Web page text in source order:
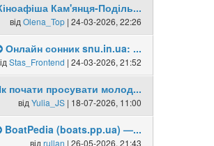
Кам'янця-Поділь...
відOlena_Top | 24-03-2026, 22:26
Онлайн сонник snu.in.ua: ...
Stas_Frontend | 24-03-2026, 21:52
почати просувати молод...
відYulia_JS | 18-07-2026, 11:00
BoatPedia (boats.pp.ua) —...
відrullan | 26-05-2026, 21:43